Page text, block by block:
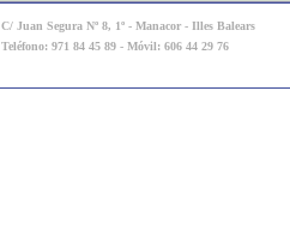
C/ Juan Segura Nº 8, 1º - Manacor - Illes Balears
Teléfono: 971 84 45 89 - Móvil: 606 44 29 76